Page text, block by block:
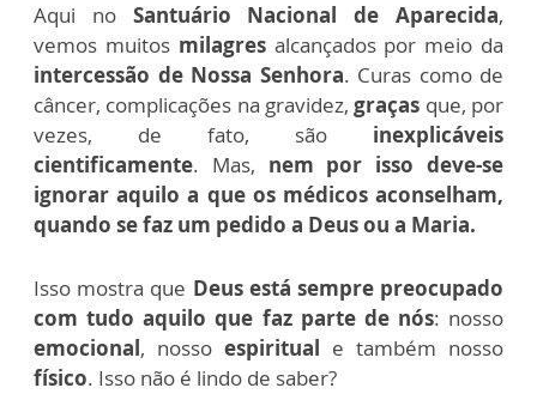
Aqui no Santuário Nacional de Aparecida,
vemos muitos milagresalcançados por meio da
intercessão de Nossa Senhora. Curas como de
câncer, complicações na gravidez,graças que, por
vezes, de fato, são inexplicáveis
cientificamente. Mas, nem por isso deve-se
ignorar aquilo a que os médicos aconselham,
quando se faz um pedido a Deus ou a Maria.
Isso mostra que Deus está sempre preocupado
com tudo aquilo que faz parte de nós: nosso
emocional, nosso espiritual e também nosso
físico. Isso não é lindo de saber?